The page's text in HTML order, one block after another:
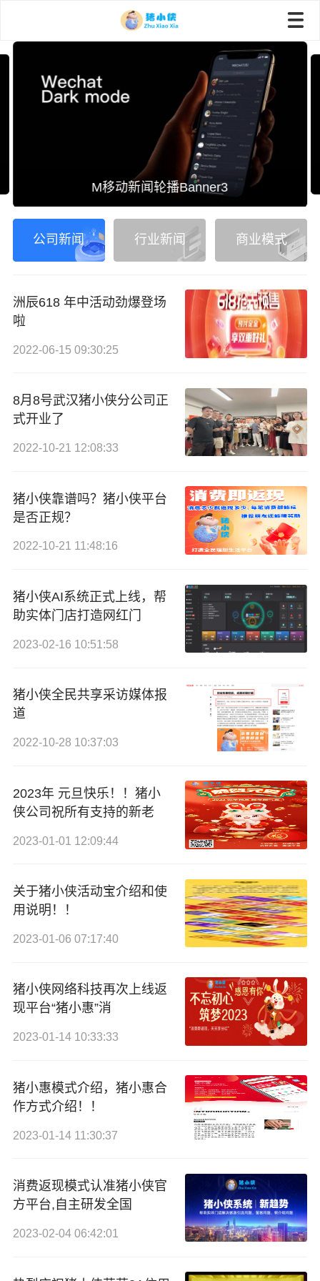
M移动新闻轮播Banner3
公司新闻 行业新闻 商业模式
洲辰618 年中活动劲爆登场
啦
2022-06-15 09:30:25
8月8号武汉猪小侠分公司正
式开业了
2022-10-21 12:08:33
猪小侠靠谱吗？猪小侠平台
是否正规？
2022-10-21 11:48:16
猪小侠AI系统正式上线，帮
助实体门店打造网红门
2023-02-16 10:51:58
猪小侠全民共享采访媒体报
道
2022-10-28 10:37:03
2023年 元旦快乐！！猪小
侠公司祝所有支持的新老
2023-01-01 12:09:44
关于猪小侠活动宝介绍和使
用说明！！
2023-01-06 07:17:40
猪小侠网络科技再次上线返
现平台“猪小惠”消
2023-01-14 10:33:33
猪小惠模式介绍，猪小惠合
作方式介绍！！
2023-01-14 11:30:37
消费返现模式认准猪小侠官
方平台,自主研发全国
2023-02-04 06:42:01